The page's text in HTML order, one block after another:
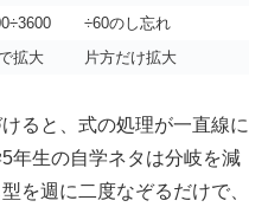
÷60のし忘れ
拡大 片方だけ拡大
ると、式の処理が一直線に
年生の自学ネタは分岐を減
を週に二度なぞるだけで、